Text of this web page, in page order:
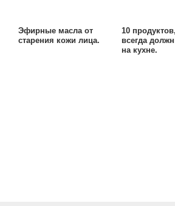
Эфирные масла от
старения кожи лица.
10
всегда
на кухне.